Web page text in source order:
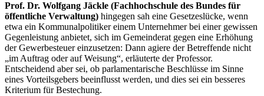
Prof. Dr. Wolfgang Jäckle (Fachhochschule des Bundes für
öffentliche Verwaltung) hingegen sah eine Gesetzeslücke, wenn
etwa ein Kommunalpolitiker einem Unternehmer bei einer gewissen
Gegenleistung anbietet, sich im Gemeinderat gegen eine Erhöhung
der Gewerbesteuer einzusetzen: Dann agiere der Betreffende nicht
„im Auftrag oder auf Weisung“, erläuterte der Professor.
Entscheidend aber sei, ob parlamentarische Beschlüsse im Sinne
eines Vorteilsgebers beeinflusst werden, und dies sei ein besseres
Kriterium für Bestechung.